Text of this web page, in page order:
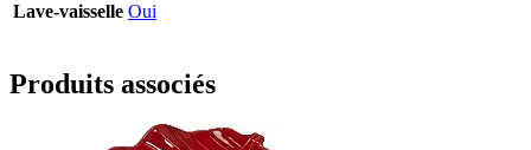
Lave-vaisselle Oui
Produits associés